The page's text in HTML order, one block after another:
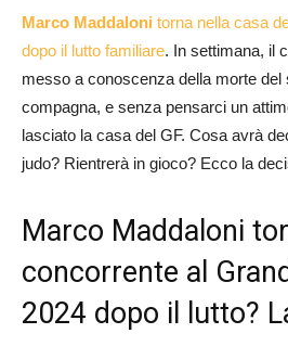
Marco Maddaloni torna nella casa
dopo il lutto familiare. In settimana, il
messo a conoscenza della morte del
compagna, e senza pensarci un
lasciato la casa del GF. Cosa avrà
judo? Rientrerà in gioco? Ecco la
Marco Maddaloni
concorrente al
2024 dopo il lutto?